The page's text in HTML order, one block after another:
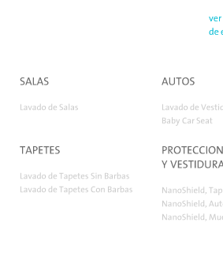
ver
de
SALAS
Lavado de Salas
AUTOS
Lavado de
Baby Car Seat
TAPETES
Lavado de Tapetes Sin Barbas
Lavado de Tapetes Con Barbas
PROTECCIÓ
Y
NanoShield,
NanoShield,
NanoShield,